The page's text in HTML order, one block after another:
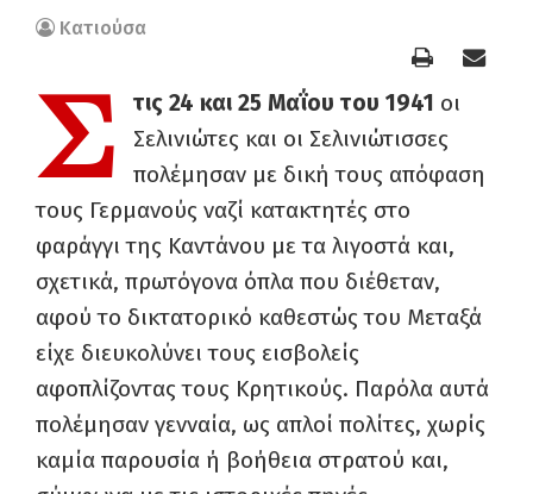
Κατιούσα
Σ τις 24 και 25 Μαΐου του 1941 οι
Σελινιώτες και οι Σελινιώτισσες
πολέμησαν με δική τους απόφαση
τους Γερμανούς ναζί κατακτητές στο
φαράγγι της Καντάνου με τα λιγοστά και,
σχετικά, πρωτόγονα όπλα που διέθεταν,
αφού το δικτατορικό καθεστώς του Μεταξά
είχε διευκολύνει τους εισβολείς
αφοπλίζοντας τους Κρητικούς. Παρόλα αυτά
πολέμησαν γενναία, ως απλοί πολίτες, χωρίς
καμία παρουσία ή βοήθεια στρατού και,